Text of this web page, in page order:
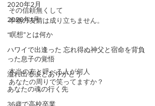
2020年2月
2020年1月
“瞑想”とは何か
ハワイで出逢った 忘れ得ぬ神父と宿命を背負
った息子の覚悟
溢れ出る涙とありがとう
あなたの魂の行く先
36歳で高校卒業
その信頼無くして
本物の友情は成り立ちません。
本当の友と呼べる人が何人
あなたの周りで笑ってますか？